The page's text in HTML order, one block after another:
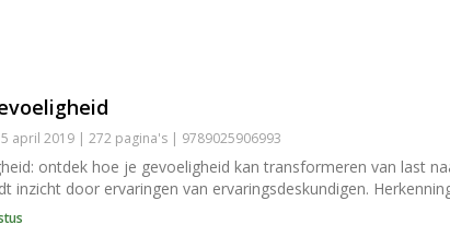
april 2019 | 272 pagina's | 9789025906993
ontdek hoe je gevoeligheid kan transformeren van last
inzicht door ervaringen van ervaringsdeskundigen.